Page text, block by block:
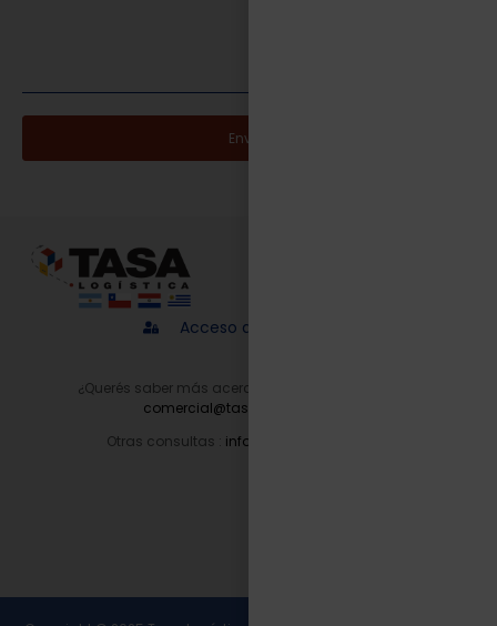
Enviar
Acceso a proveedores
¿Querés saber más acerca de nuestros servicios?
comercial@tasalogistica.com
Otras consultas : info@tasalogistica.com